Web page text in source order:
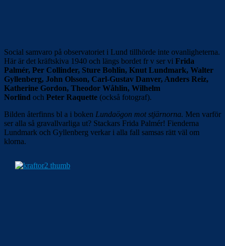
Social samvaro på observatoriet i Lund tillhörde inte ovanligheterna.
Här är det kräftskiva 1940 och längs bordet fr v ser vi Frida
Palmér, Per Collinder, Sture Bohlin, Knut Lundmark, Walter
Gyllenberg, John Olsson, Carl-Gustav Danver, Anders Reiz,
Katherine Gordon, Theodor Wåhlin, Wilhelm
Norlind och Peter Raquette (också fotograf).
Bilden återfinns bl a i boken Lundaögon mot stjärnorna. Men varför
ser alla så gravallvarliga ut? Stackars Frida Palmér! Fienderna
Lundmark och Gyllenberg verkar i alla fall samsas rätt väl om
klorna.